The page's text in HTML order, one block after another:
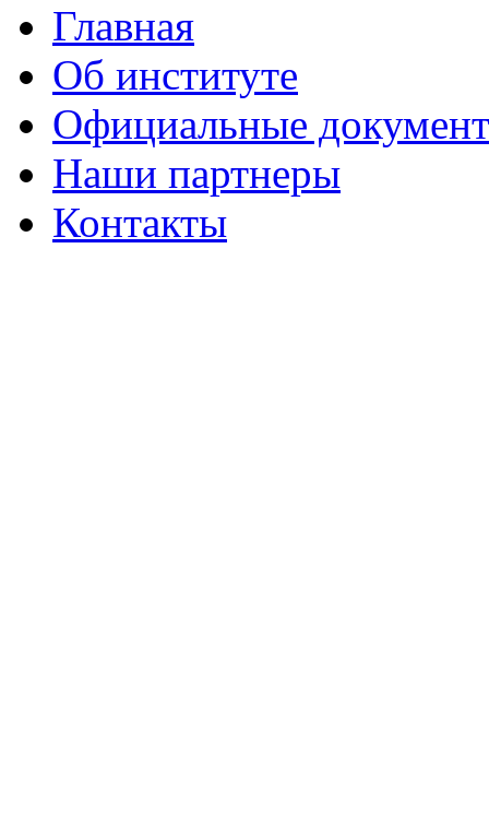
Главная
Об институте
Официальные
Наши партнеры
Контакты